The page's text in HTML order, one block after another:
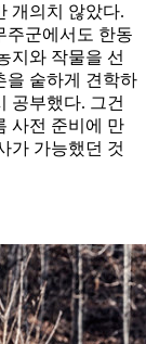
개의치 않았다.
주군에서도 한동
지와 작물을 선
을 숱하게 견학하
공부했다. 그건
사전 준비에 만
가 가능했던 것